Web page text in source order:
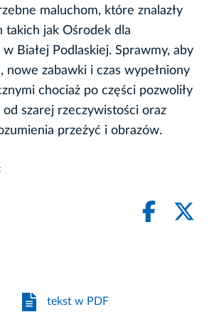
maluchom, które znalazły
takich jak Ośrodek dla
Białej Podlaskiej. Sprawmy, aby
nowe zabawki i czas wypełniony
chociaż po części pozwoliły
szarej rzeczywistości oraz
przeżyć i obrazów.
tekst w PDF